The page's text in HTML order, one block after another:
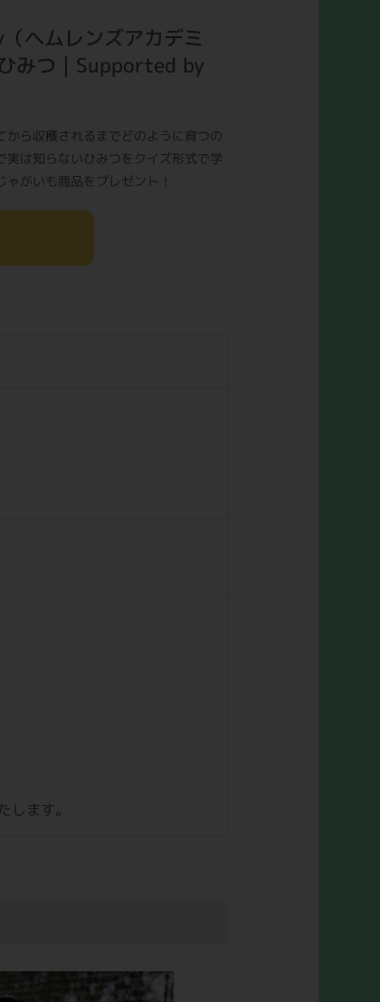
ヘムレンズアカデミ
みつ｜Supported by
から収穫されるまでどのように育つの
実は知らないひみつをクイズ形式で学
がいも商品をプレゼント！
ます。